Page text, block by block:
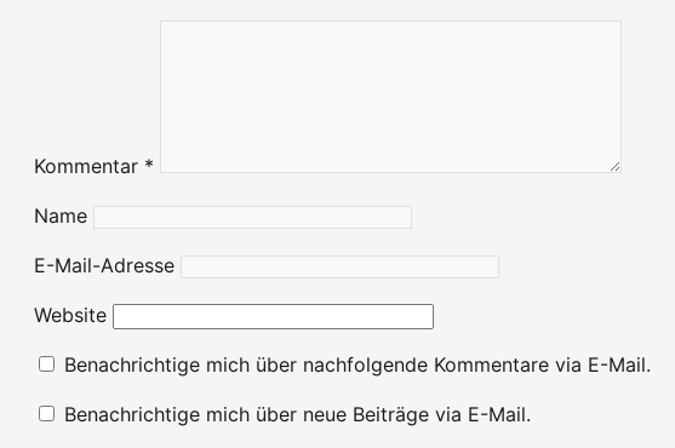
Kommentar *
Name
E-Mail-Adresse
Website
Benachrichtige mich über nachfolgende Kommentare via E-Mail.
Benachrichtige mich über neue Beiträge via E-Mail.